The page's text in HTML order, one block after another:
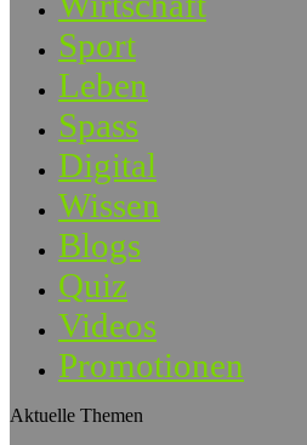
Sport
Leben
Spass
Digital
Wissen
Blogs
Quiz
Videos
Promotionen
Aktuelle Themen